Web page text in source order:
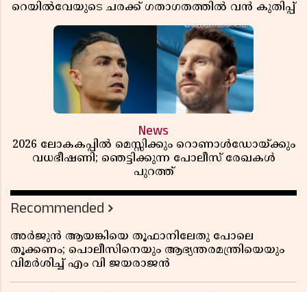
റെയിൽവേയുടെ ചരക്ക് ഗതാഗതത്തിൽ വൻ കുതിപ്പ്
News
2026 ലോകകപ്പിൽ മെസ്സിക്കും റൊണാൾഡോയ്ക്കും
വധഭീഷണി; ഞെട്ടിക്കുന്ന പോലീസ് രേഖകൾ
പുറത്ത്
Recommended
അർജുൻ ആയങ്കിയെ തൂഫാനിലേതു പോലെ
തൂക്കണം; പൊലീസിനെയും ആഭ്യന്തരമന്ത്രിയെയും
വിമർശിച്ച് എം വി ജയരാജൻ